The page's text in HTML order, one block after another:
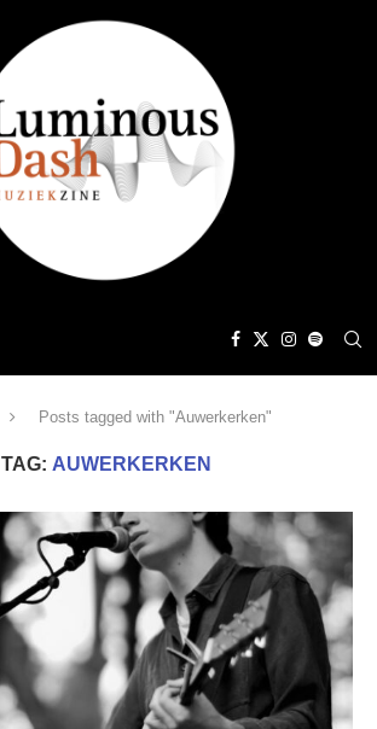
Posts tagged with "Auwerkerken"
TAG: AUWERKERKEN